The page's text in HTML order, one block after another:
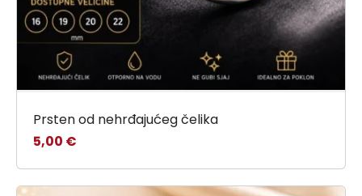
Prsten od nehrđajućeg čelika
5,00 €